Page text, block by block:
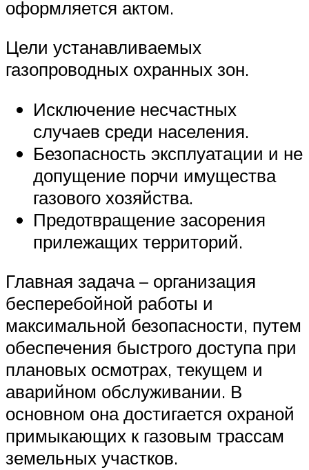
оформляется актом.
Цели устанавливаемых
газопроводных охранных зон.
Исключение несчастных
случаев среди населения.
Безопасность эксплуатации и не
допущение порчи имущества
газового хозяйства.
Предотвращение засорения
прилежащих территорий.
Главная задача – организация
бесперебойной работы и
максимальной безопасности, путем
обеспечения быстрого доступа при
плановых осмотрах, текущем и
аварийном обслуживании. В
основном она достигается охраной
примыкающих к газовым трассам
земельных участков.